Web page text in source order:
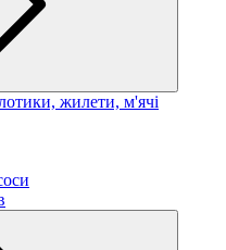
жилети, м'ячі